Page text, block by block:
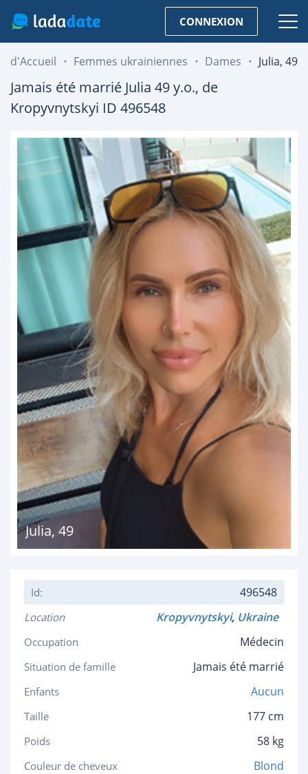
CONNEXION
d'Accueil Femmes ukrainiennes Dames Julia, 49
Jamais été marrié Julia 49y.o., de
Kropyvnytskyi ID 496548
Julia, 49
Id: 496548
Location Kropyvnytskyi, Ukraine
Occupation Médecin
Situation de famille Jamais été marrié
Enfants Aucun
Taille 177 cm
Poids 58 kg
Couleur de cheveux Blond